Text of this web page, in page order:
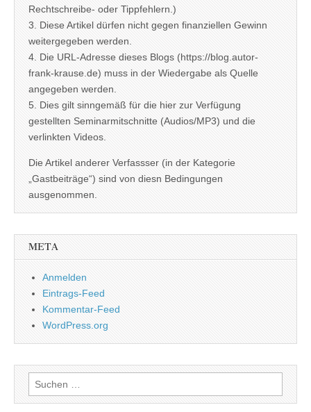
Rechtschreibe- oder Tippfehlern.)
3. Diese Artikel dürfen nicht gegen finanziellen Gewinn
weitergegeben werden.
4. Die URL-Adresse dieses Blogs (https://blog.autor-
frank-krause.de) muss in der Wiedergabe als Quelle
angegeben werden.
5. Dies gilt sinngemäß für die hier zur Verfügung
gestellten Seminarmitschnitte (Audios/MP3) und die
verlinkten Videos.
Die Artikel anderer Verfassser (in der Kategorie
„Gastbeiträge“) sind von diesn Bedingungen
ausgenommen.
META
Anmelden
Eintrags-Feed
Kommentar-Feed
WordPress.org
Suchen
nach: